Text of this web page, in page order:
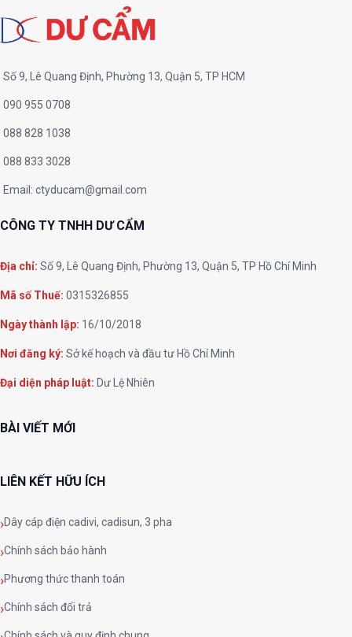
Số 9, Lê Quang Định, Phường 13, Quận 5, TP HCM
090 955 0708
088 828 1038
088 833 3028
Email: ctyducam@gmail.com
CÔNG TY TNHH DƯ CẨM
Địa chỉ: Số 9, Lê Quang Định, Phường 13, Quận 5, TP Hồ Chí Minh
Mã số Thuế: 0315326855
Ngày thành lập: 16/10/2018
Nơi đăng ký: Sở kế hoạch và đầu tư Hồ Chí Minh
Đại diện pháp luật: Dư Lệ Nhiên
BÀI VIẾT MỚI
LIÊN KẾT HỮU ÍCH
Dây cáp điện cadivi, cadisun, 3 pha
Chính sách bảo hành
Phương thức thanh toán
Chính sách đổi trả